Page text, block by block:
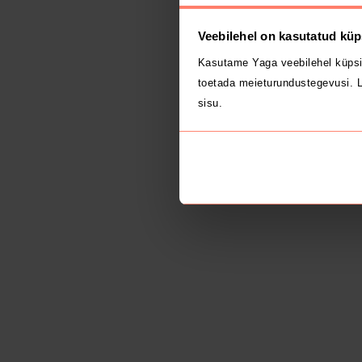
Veebilehel on kasutatud
Kasutame Yaga veebilehel
toetada meieturundustegevusi.
sisu.